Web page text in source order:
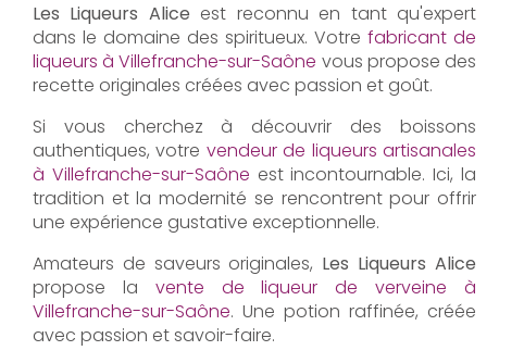
Les Liqueurs Alice est reconnu en tant qu'expert
dans le domaine des spiritueux. Votre fabricant de
liqueurs à Villefranche-sur-Saône vous propose des
recette originales créées avec passion et goût.
Si vous cherchez à découvrir des boissons
authentiques, votre vendeur de liqueurs artisanales
à Villefranche-sur-Saône est incontournable. Ici, la
tradition et la modernité se rencontrent pour offrir
une expérience gustative exceptionnelle.
Amateurs de saveurs originales, Les Liqueurs Alice
propose la vente de liqueur de verveine à
Villefranche-sur-Saône. Une potion raffinée, créée
avec passion et savoir-faire.